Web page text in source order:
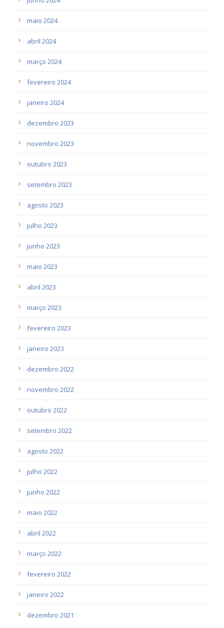
maio 2024
abril 2024
março 2024
fevereiro 2024
janeiro 2024
dezembro 2023
novembro 2023
outubro 2023
setembro 2023
agosto 2023
julho 2023
junho 2023
maio 2023
abril 2023
março 2023
fevereiro 2023
janeiro 2023
dezembro 2022
novembro 2022
outubro 2022
setembro 2022
agosto 2022
julho 2022
junho 2022
maio 2022
abril 2022
março 2022
fevereiro 2022
janeiro 2022
dezembro 2021